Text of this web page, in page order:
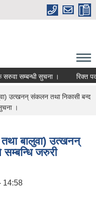
सम्बन्धी सुचना । रिक्त पदमा
उत्खनन् संकलन तथा निकासी बन्द
।
तथा बालुवा) उत्खनन्
जरुरी
14:58